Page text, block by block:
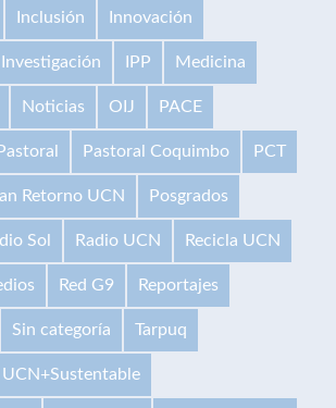
Inclusión Innovación
Investigación IPP Medicina
Noticias OIJ PACE
Pastoral Coquimbo PCT
Retorno UCN Posgrados
Sol Radio UCN Recicla UCN
Red G9 Reportajes
Sin categoría Tarpuq
UCN+Sustentable